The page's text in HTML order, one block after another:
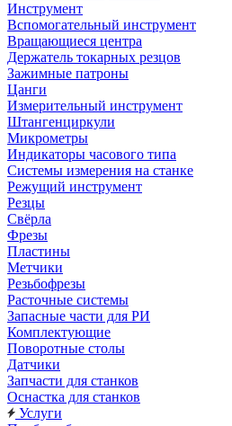
Инструмент
Вспомогательный инструмент
Вращающиеся центра
Держатель токарных резцов
Зажимные патроны
Цанги
Измерительный инструмент
Штангенциркули
Микрометры
Индикаторы часового типа
Системы измерения на станке
Режущий инструмент
Резцы
Свёрла
Фрезы
Пластины
Метчики
Резьбофрезы
Расточные системы
Запасные части для РИ
Комплектующие
Поворотные столы
Датчики
Запчасти для станков
Оснастка для станков
Услуги